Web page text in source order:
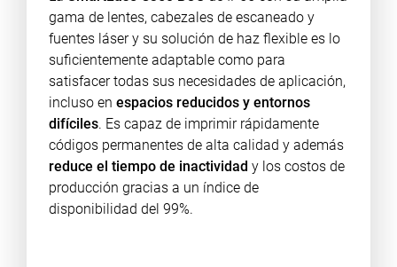
gama de lentes, cabezales de escaneado y
fuentes láser y su solución de haz flexible es lo
suficientemente adaptable como para
satisfacer todas sus necesidades de aplicación,
incluso en espacios reducidos y entornos
difíciles. Es capaz de imprimir rápidamente
códigos permanentes de alta calidad y además
reduce el tiempo de inactividad y los costos de
producción gracias a un índice de
disponibilidad del 99%.